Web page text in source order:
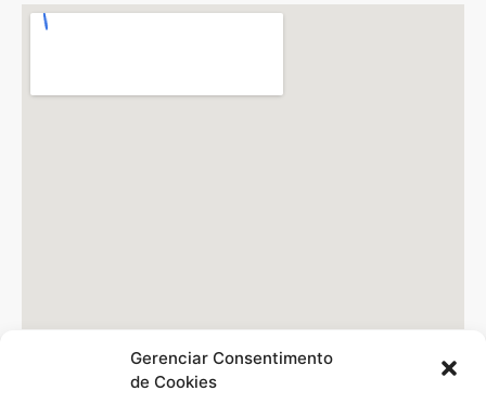
Gerenciar Consentimento
de Cookies